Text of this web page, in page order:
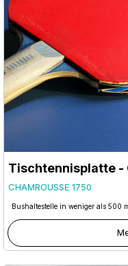
Tischtennisplatte -
CHAMROUSSE 1750
Bushaltestelle in weniger als 500